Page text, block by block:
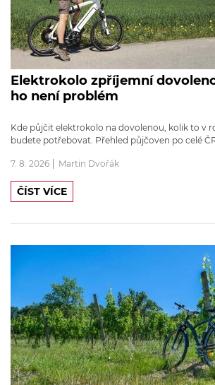
Elektrokolo zpříjemní
ho není problém
Kde půjčit elektrokolo na dovolenou, kolik to v
budete potřebovat. Přehled půjčoven po celé
7. 8. 2026 Martin Dvořák
ČÍST VÍCE